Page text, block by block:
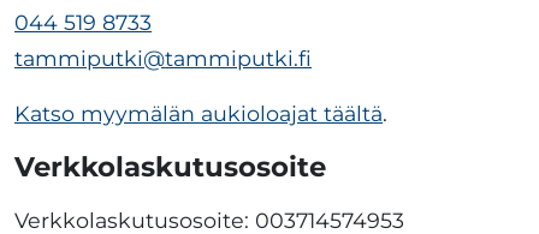
044 519 8733
tammiputki@tammiputki.fi
Katso myymälän aukioloajat täältä.
Verkkolaskutusosoite
Verkkolaskutusosoite: 003714574953